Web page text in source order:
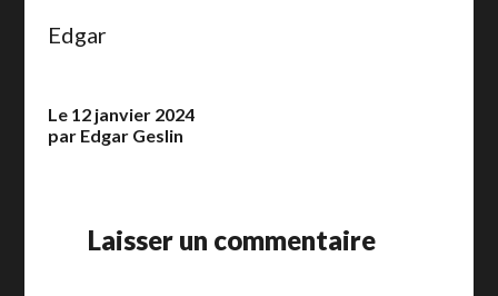
Edgar
Le 12 janvier 2024
par Edgar Geslin
Laisser un commentaire